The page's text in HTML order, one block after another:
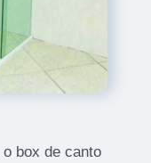
box de canto